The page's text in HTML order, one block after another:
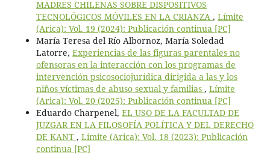
MADRES CHILENAS SOBRE DISPOSITIVOS
TECNOLÓGICOS MÓVILES EN LA CRIANZA , Límite
(Arica): Vol. 19 (2024): Publicación continua [PC]
María Teresa del Río Albornoz, María Soledad
Latorre, Experiencias de las figuras parentales no
ofensoras en la interacción con los programas de
intervención psicosociojurídica dirigida a las y los
niños víctimas de abuso sexual y familias , Límite
(Arica): Vol. 20 (2025): Publicación continua [PC]
Eduardo Charpenel, EL USO DE LA FACULTAD DE
JUZGAR EN LA FILOSOFÍA POLÍTICA Y DEL DERECHO
DE KANT , Límite (Arica): Vol. 18 (2023): Publicación
continua [PC]